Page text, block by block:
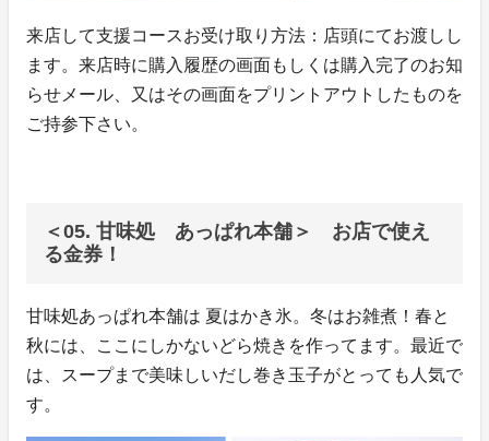
来店して支援コースお受け取り方法：店頭にてお渡しし
ます。来店時に購入履歴の画面もしくは購入完了のお知
らせメール、又はその画面をプリントアウトしたものを
ご持参下さい。
＜05. 甘味処 あっぱれ本舗＞ お店で使え
る金券！
甘味処あっぱれ本舗は 夏はかき氷。冬はお雑煮！春と
秋には、ここにしかないどら焼きを作ってます。最近で
は、スープまで美味しいだし巻き玉子がとっても人気で
す。